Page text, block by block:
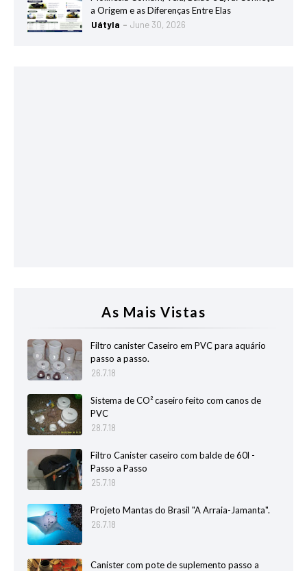
a Origem e as Diferenças Entre Elas
Uátyla
June 30, 2026
As Mais Vistas
Filtro canister Caseiro em PVC para aquário
passo a passo.
26.7.18
Sistema de CO² caseiro feito com canos de
PVC
28.7.18
Filtro Canister caseiro com balde de 60l -
Passo a Passo
25.7.18
Projeto Mantas do Brasil "A Arraia-Jamanta".
26.7.18
Canister com pote de suplemento passo a